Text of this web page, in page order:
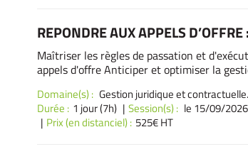
REPONDRE AUX APPELS
Maîtriser les règles de passation et
appels d'offre Anticiper et optimiser la
Domaine(s) : Gestion juridique et
Durée : 1 jour (7h) Session(s) : le 15/09/
Prix (en distanciel) : 525€ HT